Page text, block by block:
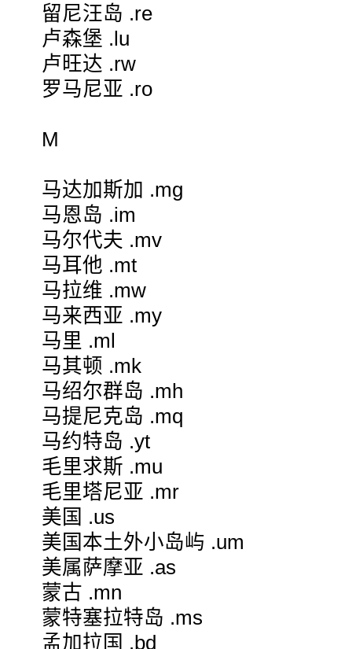
留尼汪岛 .re
卢森堡 .lu
卢旺达 .rw
罗马尼亚 .ro
M
马达加斯加 .mg
马恩岛 .im
马尔代夫 .mv
马耳他 .mt
马拉维 .mw
马来西亚 .my
马里 .ml
马其顿 .mk
马绍尔群岛 .mh
马提尼克岛 .mq
马约特岛 .yt
毛里求斯 .mu
毛里塔尼亚 .mr
美国 .us
美国本土外小岛屿 .um
美属萨摩亚 .as
蒙古 .mn
蒙特塞拉特岛 .ms
孟加拉国 .bd